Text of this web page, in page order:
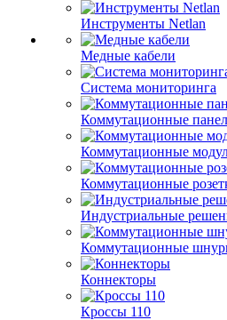
Инструменты Netlan
Медные кабели
Система мониторинга
Коммутационные
Коммутационные
Коммутационные
Индустриальные
Коммутационные
Коннекторы
Кроссы 110